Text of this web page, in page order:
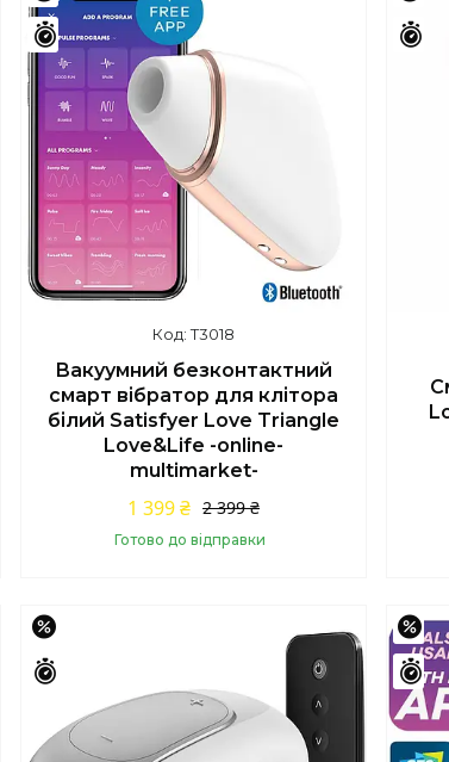
Залишилось 45 днів
T3018
Вакуумний безконтактний
смарт вібратор для клітора
білий Satisfyer Love Triangle
Love&Life -online-
multimarket-
2 399 ₴
1 399 ₴
Готово до відправки